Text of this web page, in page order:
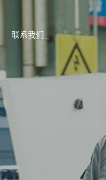
联系我们